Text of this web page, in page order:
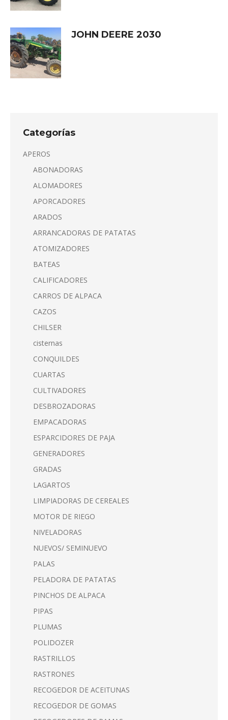
JOHN DEERE 2030
Categorías
APEROS
ABONADORAS
ALOMADORES
APORCADORES
ARADOS
ARRANCADORAS DE PATATAS
ATOMIZADORES
BATEAS
CALIFICADORES
CARROS DE ALPACA
CAZOS
CHILSER
cisternas
CONQUILDES
CUARTAS
CULTIVADORES
DESBROZADORAS
EMPACADORAS
ESPARCIDORES DE PAJA
GENERADORES
GRADAS
LAGARTOS
LIMPIADORAS DE CEREALES
MOTOR DE RIEGO
NIVELADORAS
NUEVOS/ SEMINUEVO
PALAS
PELADORA DE PATATAS
PINCHOS DE ALPACA
PIPAS
PLUMAS
POLIDOZER
RASTRILLOS
RASTRONES
RECOGEDOR DE ACEITUNAS
RECOGEDOR DE GOMAS